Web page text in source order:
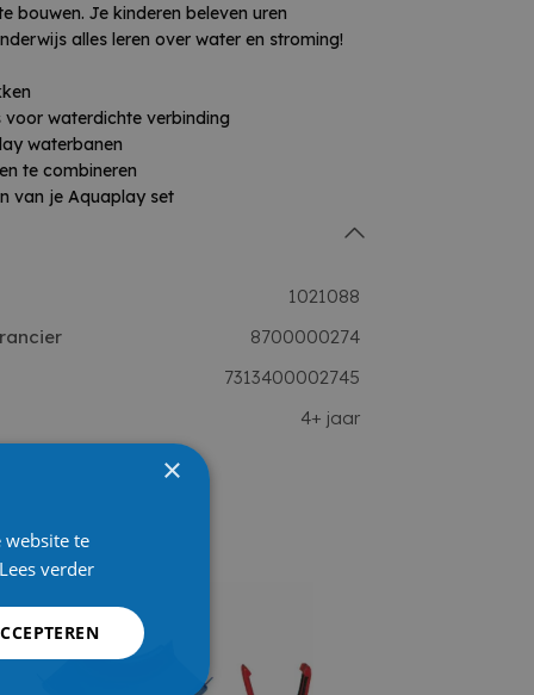
bouwen. Je kinderen beleven uren
alles leren over water en stroming!
waterdichte verbinding
waterbanen
te combineren
van je Aquaplay set
1021088
8700000274
7313400002745
4+ jaar
×
website te
Lees verder